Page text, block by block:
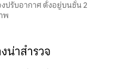
ปรับอากาศ ตั้งอยู่บนชั้น 2
พ
น่าสำรวจ